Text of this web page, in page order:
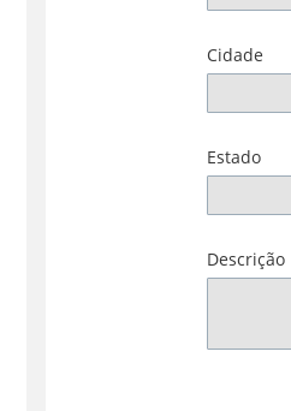
Cidade
Estado
Descrição